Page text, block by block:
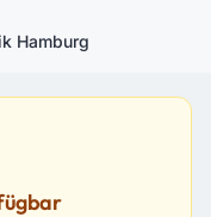
Hamburg